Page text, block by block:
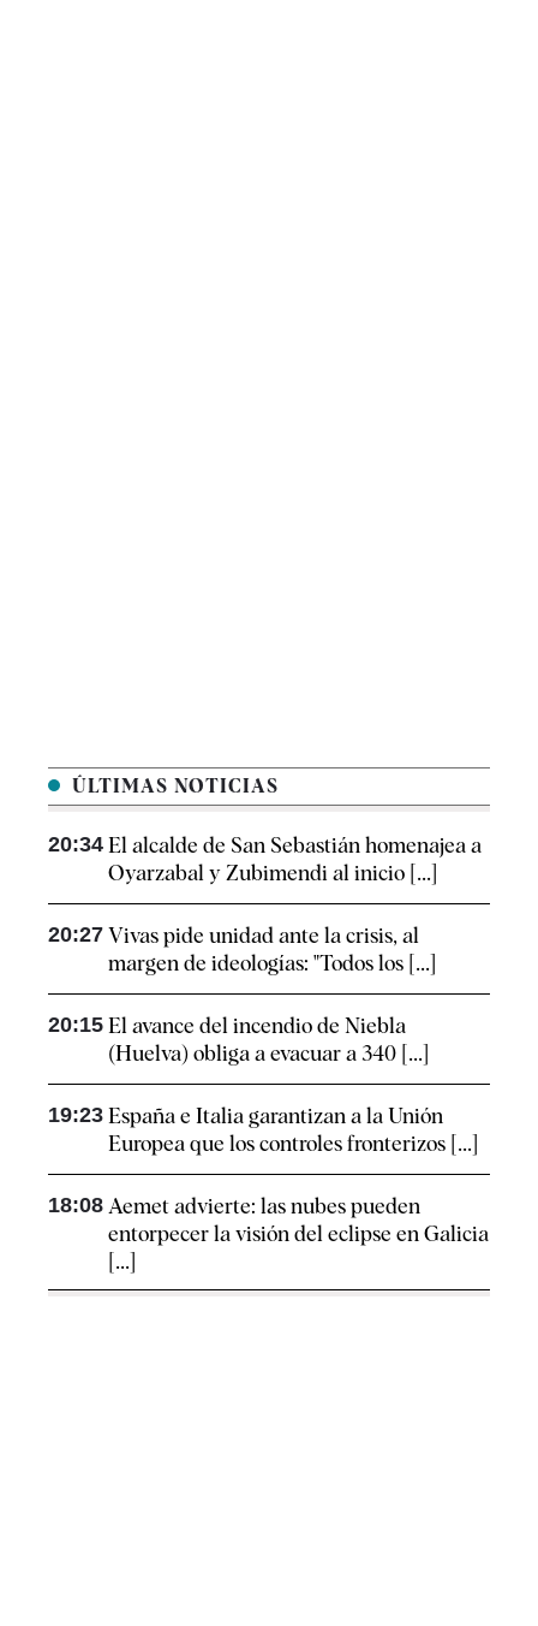
ÚLTIMAS NOTICIAS
20:34 El alcalde de San Sebastián homenajea a
Oyarzabal y Zubimendi al inicio [...]
20:27 Vivas pide unidad ante la crisis, al
margen de ideologías: "Todos los [...]
20:15 El avance del incendio de Niebla
(Huelva) obliga a evacuar a 340 [...]
19:23 España e Italia garantizan a la Unión
Europea que los controles fronterizos [...]
18:08 Aemet advierte: las nubes pueden
entorpecer la visión del eclipse en Galicia
[...]